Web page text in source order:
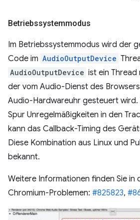
Betriebssystemmodus
Im Betriebssystemmodus wird der
Code im AudioOutputDevice
AudioOutputDevice ist ein
der vom Audio-Dienst des
Audio-Hardwareuhr gesteuert wird.
Spur Unregelmäßigkeiten in den
kann das Callback-Timing des
Diese Kombination aus Linux und
bekannt.
Weitere Informationen finden Sie in
Chromium-Problemen: #825823,